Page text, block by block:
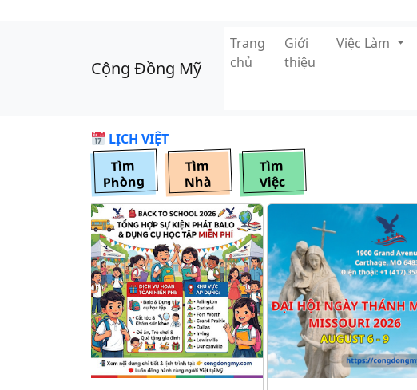
Cộng Đồng Mỹ
Trang
chủ
Giới
thiệu
Việc Làm
LỊCH VIỆT
Tìm
Phòng
Tìm
Nhà
Tìm
Việc